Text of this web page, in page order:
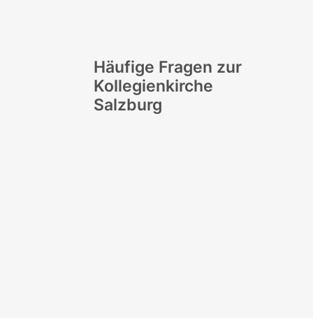
Häufige Fragen zur
Kollegienkirche
Salzburg